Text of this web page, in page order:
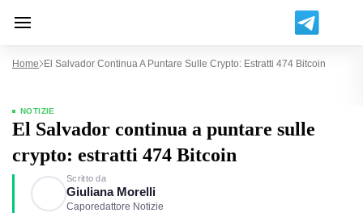
Home El Salvador Continua A Puntare Sulle Crypto: Estratti 474 Bitcoin
NOTIZIE
El Salvador continua a puntare sulle
crypto: estratti 474 Bitcoin
Scritto da
Giuliana Morelli
Caporedattore Notizie